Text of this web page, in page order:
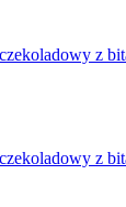
z
z